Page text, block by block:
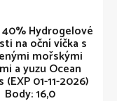
40% Hydrogelové
na oční víčka s
mořskými
a yuzu Ocean
(EXP 01-11-2026)
Body: 16,0